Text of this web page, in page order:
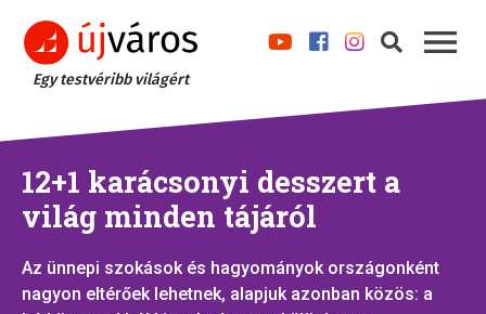
Egy testvéribb világért
12+1 karácsonyi desszert a
világ minden tájáról
Az ünnepi szokások és hagyományok országonként
nagyon eltérőek lehetnek, alapjuk azonban közös: a